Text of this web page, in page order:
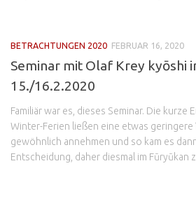
BETRACHTUNGEN 2020 FEBRUAR 16, 2020
Seminar mit Olaf Krey kyōshi
15./16.2.2020
Familiär war es, dieses Seminar. Die kurze
Winter-Ferien ließen eine etwas geringere
gewöhnlich annehmen und so kam es
Entscheidung, daher diesmal im Fūryūkan